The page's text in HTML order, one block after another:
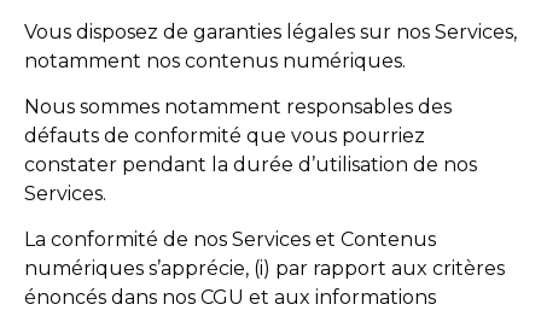
Vous disposez de garanties légales sur nos Services,
notamment nos contenus numériques.
Nous sommes notamment responsables des
défauts de conformité que vous pourriez
constater pendant la durée d’utilisation de nos
Services.
La conformité de nos Services et Contenus
numériques s’apprécie, (i) par rapport aux critères
énoncés dans nos CGU et aux informations